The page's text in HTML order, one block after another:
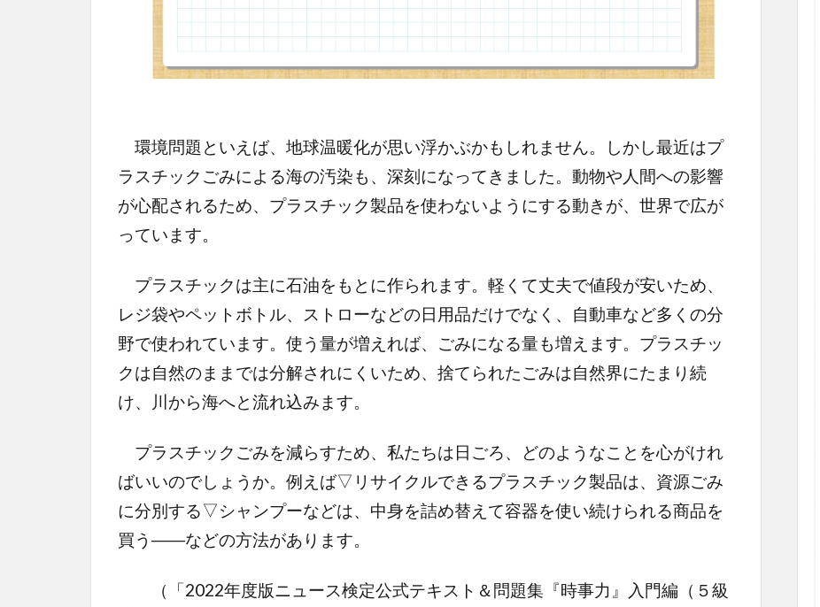
環境問題といえば、地球温暖化が思い浮かぶかもしれません。しかし最近はプ
ラスチックごみによる海の汚染も、深刻になってきました。動物や人間への影響
が心配されるため、プラスチック製品を使わないようにする動きが、世界で広が
っています。
プラスチックは主に石油をもとに作られます。軽くて丈夫で値段が安いため、
レジ袋やペットボトル、ストローなどの日用品だけでなく、自動車など多くの分
野で使われています。使う量が増えれば、ごみになる量も増えます。プラスチッ
クは自然のままでは分解されにくいため、捨てられたごみは自然界にたまり続
け、川から海へと流れ込みます。
プラスチックごみを減らすため、私たちは日ごろ、どのようなことを心がけれ
ばいいのでしょうか。例えば▽リサイクルできるプラスチック製品は、資源ごみ
に分別する▽シャンプーなどは、中身を詰め替えて容器を使い続けられる商品を
買う――などの方法があります。
（「2022年度版ニュース検定公式テキスト＆問題集『時事力』入門編（５級